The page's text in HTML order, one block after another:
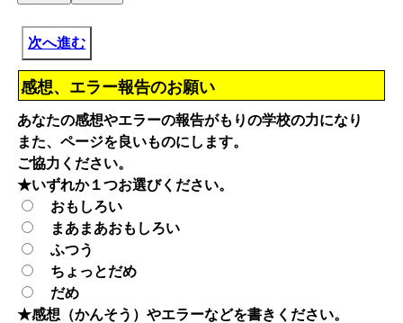
次へ進む
感想、エラー報告のお願い
あなたの感想やエラーの報告がもりの学校の力になり
また、ページを良いものにします。
ご協力ください。
★いずれか１つお選びください。
おもしろい
まあまあおもしろい
ふつう
ちょっとだめ
だめ
★感想（かんそう）やエラーなどを書きください。